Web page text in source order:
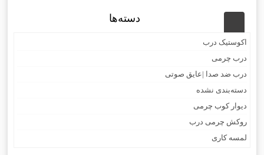
دسته‌ها
اکوستیک درب
درب چرمی
درب ضد صدا |عایق صوتی
دسته‌بندی نشده
دیوار کوب چرمی
روکش چرمی درب
لمسه کاری